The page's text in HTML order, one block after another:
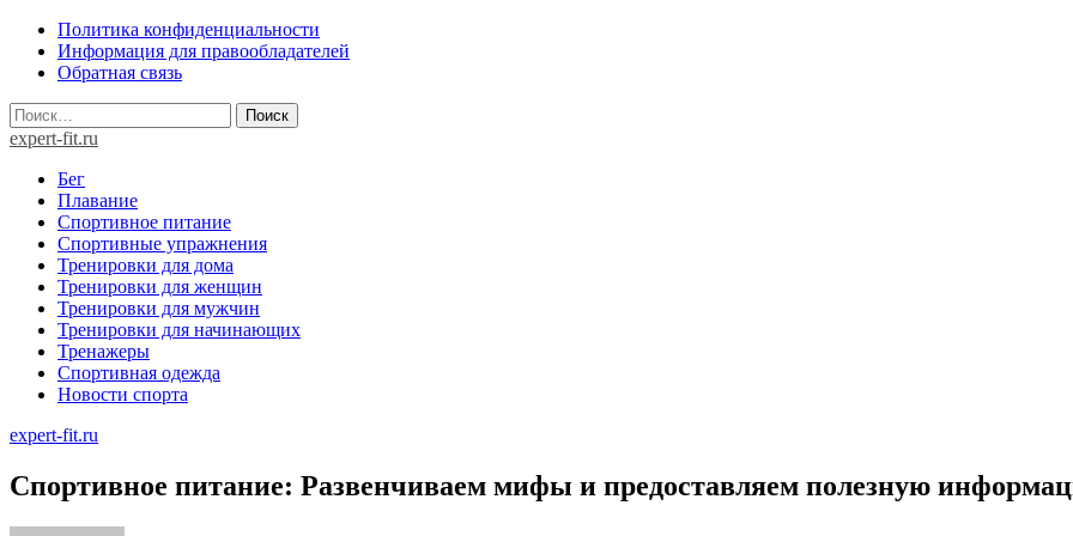
Skip
content
Политика конфиденциальности
Информация для правообладателей
Обратная связь
Найти:
expert-fit.ru
Бег
Плавание
Спортивное питание
Спортивные упражнения
Тренировки для дома
Тренировки для женщин
Тренировки для мужчин
Тренировки для начинающих
Тренажеры
Спортивная одежда
Новости спорта
expert-fit.ru
Спортивное питание: Развенчиваем мифы и предоставляем полезную